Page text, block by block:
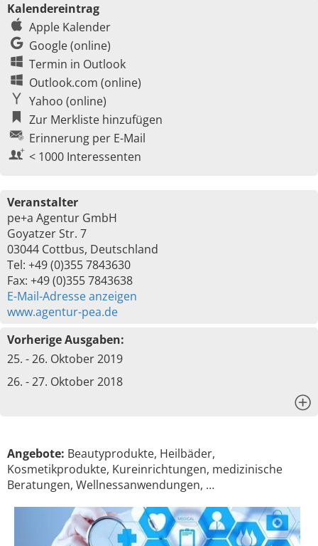
Kalendereintrag
Apple Kalender
Google (online)
Termin in Outlook
Outlook.com (online)
Yahoo (online)
Zur Merkliste hinzufügen
Erinnerung per E-Mail
< 1000 Interessenten
Veranstalter
pe+a Agentur GmbH
Goyatzer Str. 7
03044 Cottbus, Deutschland
Tel: +49 (0)355 7843630
Fax: +49 (0)355 7843638
E-Mail-Adresse anzeigen
www.agentur-pea.de
Vorherige Ausgaben:
25. - 26. Oktober 2019
26. - 27. Oktober 2018
Angebote: Beautyprodukte, Heilbäder,
Kosmetikprodukte, Kureinrichtungen, medizinische
Beratungen, Wellnessanwendungen, …